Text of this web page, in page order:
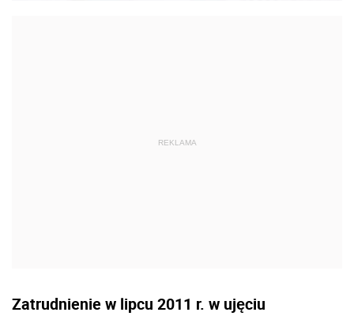
Zatrudnienie w lipcu 2011 r. w ujęciu